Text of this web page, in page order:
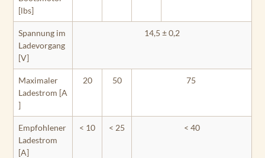
[lbs]
Spannung im
Ladevorgang
[V]
14,5 ± 0,2
Maximaler
Ladestrom [A
]
20 50 75
Empfohlener
Ladestrom
[A]
< 10 < 25 < 40